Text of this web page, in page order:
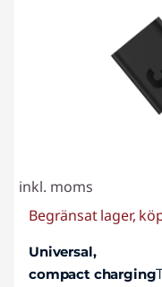
inkl. moms
Begränsat lager,
Universal,
compact charging